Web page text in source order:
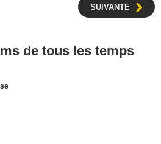
SUIVANTE
de tous les temps